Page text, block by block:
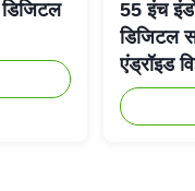
55 इंच
डिजिटल
एंड्रॉइड